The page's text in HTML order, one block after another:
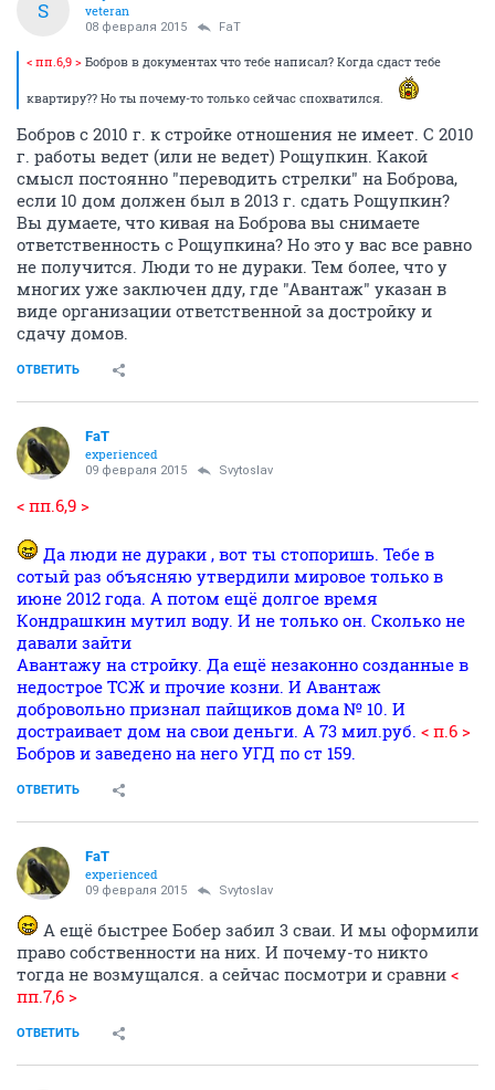
S
veteran
08 февраля 2015 FaT
< пп.6,9 > Бобров в документах что тебе написал? Когда сдаст тебе
квартиру?? Но ты почему-то только сейчас спохватился.
Бобров с 2010 г. к стройке отношения не имеет. С 2010
г. работы ведет (или не ведет) Рощупкин. Какой
смысл постоянно "переводить стрелки" на Боброва,
если 10 дом должен был в 2013 г. сдать Рощупкин?
Вы думаете, что кивая на Боброва вы снимаете
ответственность с Рощупкина? Но это у вас все равно
не получится. Люди то не дураки. Тем более, что у
многих уже заключен дду, где "Авантаж" указан в
виде организации ответственной за достройку и
сдачу домов.
ОТВЕТИТЬ
FaT
experienced
09 февраля 2015 Svytoslav
< пп.6,9 >
Да люди не дураки , вот ты стопоришь. Тебе в
сотый раз объясняю утвердили мировое только в
июне 2012 года. А потом ещё долгое время
Кондрашкин мутил воду. И не только он. Сколько не
давали зайти
Авантажу на стройку. Да ещё незаконно созданные в
недострое ТСЖ и прочие козни. И Авантаж
добровольно признал пайщиков дома № 10. И
достраивает дом на свои деньги. А 73 мил.руб. < п.6 >
Бобров и заведено на него УГД по ст 159.
ОТВЕТИТЬ
FaT
experienced
09 февраля 2015 Svytoslav
А ещё быстрее Бобер забил 3 сваи. И мы оформили
право собственности на них. И почему-то никто
тогда не возмущался. а сейчас посмотри и сравни <
пп.7,6 >
ОТВЕТИТЬ